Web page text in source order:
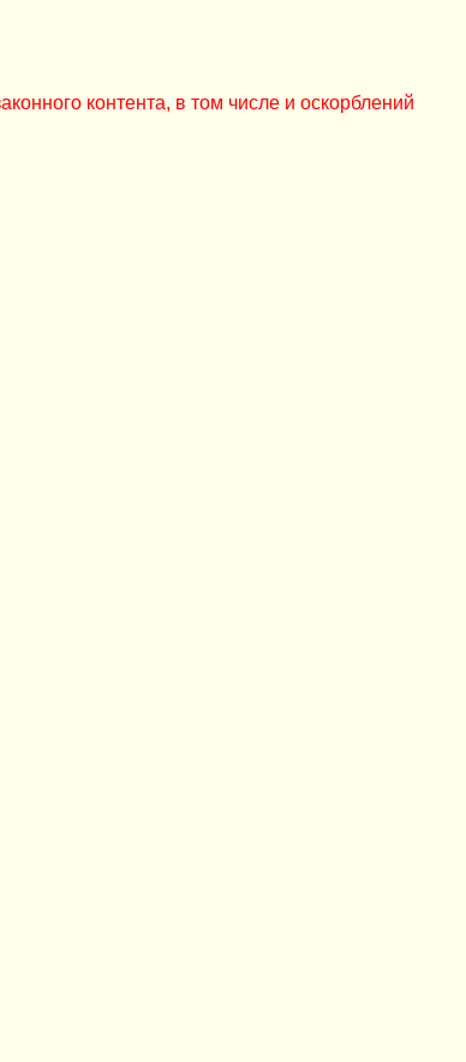
контента, в том числе и оскорблений